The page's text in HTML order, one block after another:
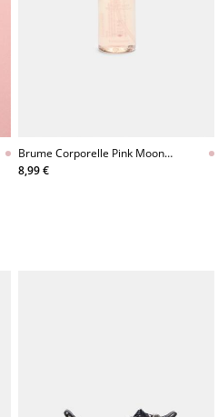
Brume Corporelle Pink Moon
100 Ml
8,99 €